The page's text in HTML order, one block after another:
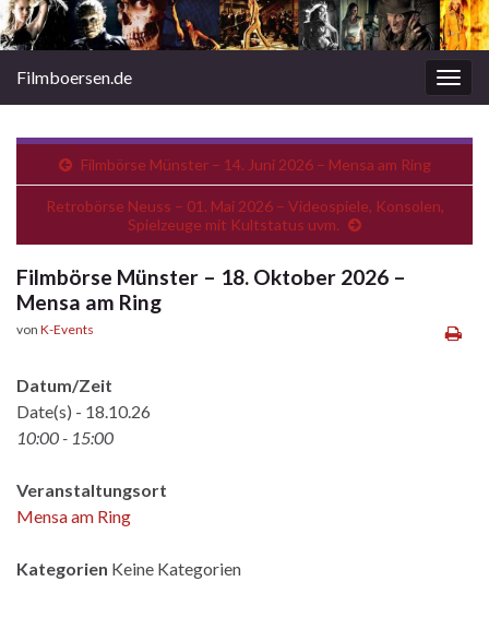
Filmboersen.de
Filmbörse Münster – 14. Juni 2026 – Mensa am Ring
Retrobörse Neuss – 01. Mai 2026 – Videospiele, Konsolen,
Spielzeuge mit Kultstatus uvm.
Filmbörse Münster – 18. Oktober 2026 –
Mensa am Ring
von K-Events
Datum/Zeit
Date(s) - 18.10.26
10:00 - 15:00
Veranstaltungsort
Mensa am Ring
Kategorien Keine Kategorien